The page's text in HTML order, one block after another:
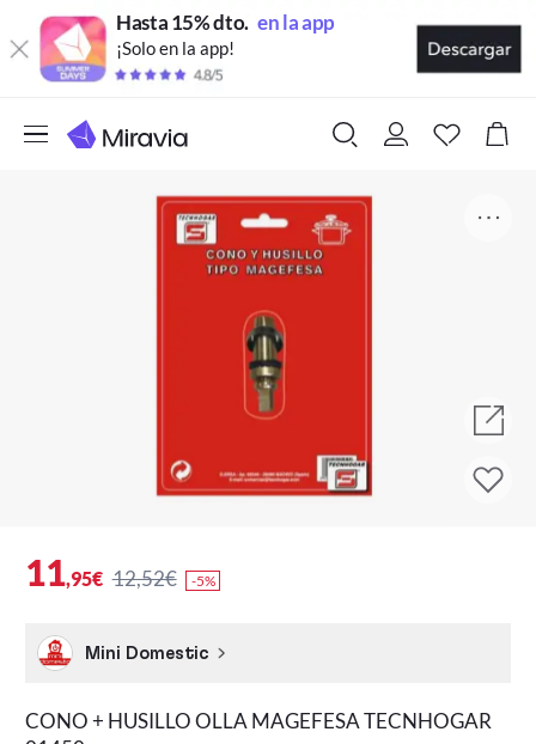
Hasta 15% dto. en la app
¡Solo en la app!
11,95€ 12,52€ -5%
Mini Domestic
CONO + HUSILLO OLLA MAGEFESA TECNHOGAR